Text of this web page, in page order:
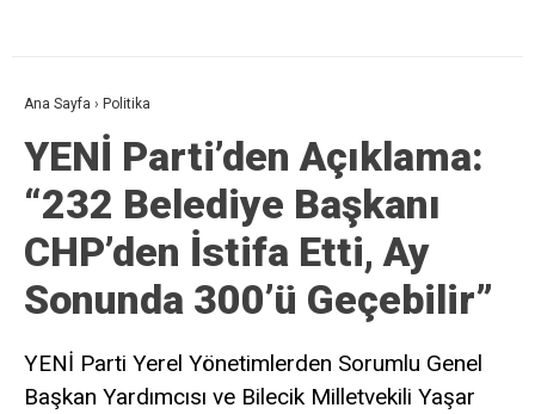
Ana Sayfa › Politika
YENİ Parti’den Açıklama:
“232 Belediye Başkanı
CHP’den İstifa Etti, Ay
Sonunda 300’ü Geçebilir”
YENİ Parti Yerel Yönetimlerden Sorumlu Genel
Başkan Yardımcısı ve Bilecik Milletvekili Yaşar